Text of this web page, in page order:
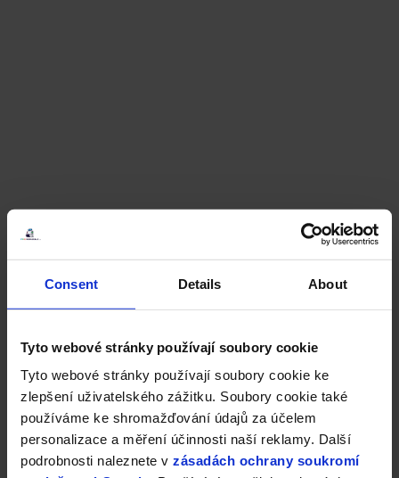
Consent Details About
Tyto webové stránky používají soubory cookie
Tyto webové stránky používají soubory cookie ke
zlepšení uživatelského zážitku. Soubory cookie také
používáme ke shromažďování údajů za účelem
personalizace a měření účinnosti naší reklamy. Další
podrobnosti naleznete v zásadách ochrany soukromí